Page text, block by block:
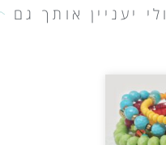
יעניין אותך גם